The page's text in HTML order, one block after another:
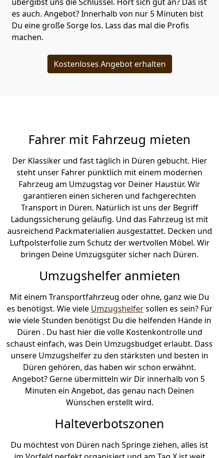
es auch. Angebot? Innerhalb von nur 5 Minuten bist
Du eine große Sorge los. Lass das mal die Profis
machen.
Kostenloses Angebot erhalten
Fahrer mit Fahrzeug mieten
Der Klassiker und fast täglich in Düren gebucht. Hier
steht unser Fahrer pünktlich mit einem modernen
Fahrzeug am Umzugstag vor Deiner Haustür. Wir
garantieren einen sicheren und fachgerechten
Transport in Düren. Natürlich ist uns der Begriff
Ladungssicherung geläufig. Und das Fahrzeug ist mit
ausreichend Packmaterialien ausgestattet. Decken und
Luftpolsterfolie zum Schutz der wertvollen Möbel. Wir
bringen Deine Umzugsgüter sicher nach Düren.
Umzugshelfer anmieten
Mit einem Transportfahrzeug oder ohne, ganz wie Du
es benötigst. Wie viele Umzugshelfersollen es sein? Für
wie viele Stunden benötigst Du die helfenden Hände in
Düren . Du hast hier die volle Kostenkontrolle und
schaust einfach, was Dein Umzugsbudget erlaubt. Dass
unsere Umzugshelfer zu den stärksten und besten in
Düren gehören, das haben wir schon erwähnt.
Angebot? Gerne übermitteln wir Dir innerhalb von 5
Minuten ein Angebot, das genau nach Deinen
Wünschen erstellt wird.
Halteverbotszonen
Du möchtest von Düren nach Springe ziehen, alles ist